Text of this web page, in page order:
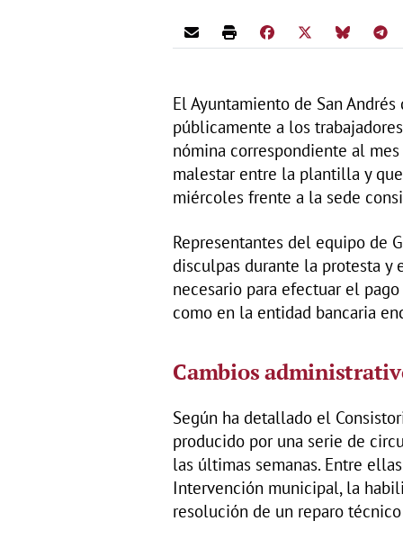
El Ayuntamiento de San
públicamente a los
nómina correspondiente al
malestar entre la plantilla y
miércoles frente a la sede
Representantes del equipo de
disculpas durante la protesta
necesario para efectuar el
como en la entidad bancaria
Cambios
Según ha detallado el
producido por una serie de
las últimas semanas. Entre
Intervención municipal, la
resolución de un reparo